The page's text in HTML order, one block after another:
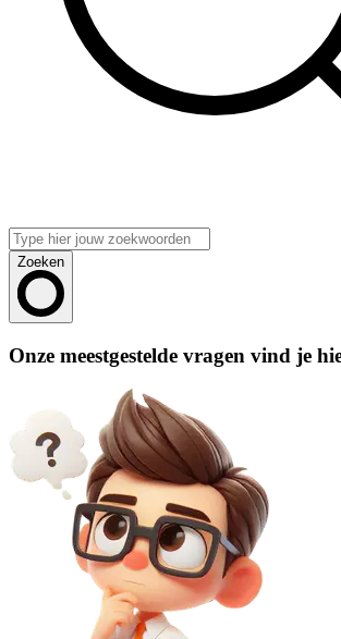
Zoeken
Onze meestgestelde vragen vind je